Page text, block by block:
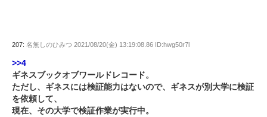
207: 名無しのひみつ 2021/08/20(金) 13:19:08.86 ID:hwg50r7l
>>4
ギネスブックオブワールドレコード。
ただし、ギネスには検証能力はないので、ギネスが別大学に検証
を依頼して、
現在、その大学で検証作業が実行中。